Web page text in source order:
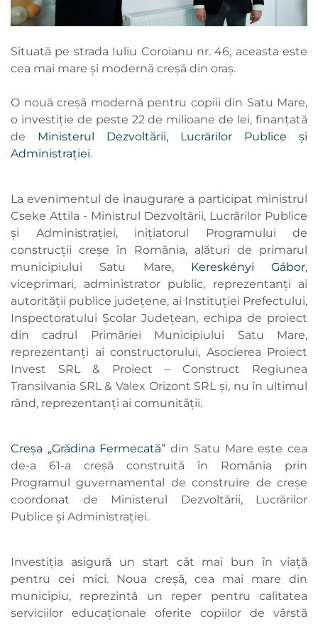
Situată pe strada Iuliu Coroianu nr. 46, aceasta este
cea mai mare și modernă creșă din oraș.
O nouă creșă modernă pentru copiii din Satu Mare,
o investiție de peste 22 de milioane de lei, finanțată
de Ministerul Dezvoltării, Lucrărilor Publice și
Administrației.
La evenimentul de inaugurare a participat ministrul
Cseke Attila - Ministrul Dezvoltării, Lucrărilor Publice
și Administrației, inițiatorul Programului de
construcții creșe în România, alături de primarul
municipiului Satu Mare, Kereskényi Gábor,
viceprimari, administrator public, reprezentanți ai
autorității publice județene, ai Instituției Prefectului,
Inspectoratului Școlar Județean, echipa de proiect
din cadrul Primăriei Municipiului Satu Mare,
reprezentanți ai constructorului, Asocierea Proiect
Invest SRL & Proiect – Construct Regiunea
Transilvania SRL & Valex Orizont SRL și, nu în ultimul
rând, reprezentanți ai comunității.
Creșa ,,Grădina Fermecată’’ din Satu Mare este cea
de-a 61-a creșă construită în România prin
Programul guvernamental de construire de creșe
coordonat de Ministerul Dezvoltării, Lucrărilor
Publice și Administrației.
Investiția asigură un start cât mai bun în viață
pentru cei mici. Noua creșă, cea mai mare din
municipiu, reprezintă un reper pentru calitatea
serviciilor educaționale oferite copiilor de vârstă